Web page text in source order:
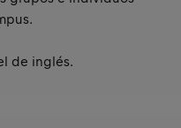
de inglés.